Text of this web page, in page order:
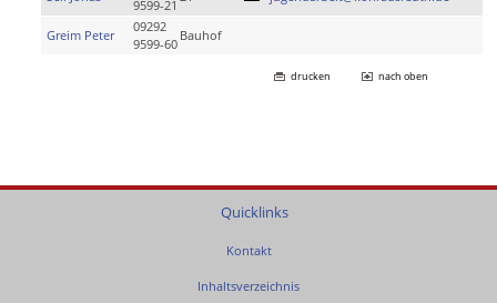
9599-21
Greim Peter
09292
9599-60
Bauhof
drucken nach oben
Quicklinks
Kontakt
Inhaltsverzeichnis